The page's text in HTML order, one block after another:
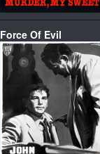
Force Of Evil